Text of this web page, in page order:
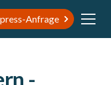
Anfrage
-